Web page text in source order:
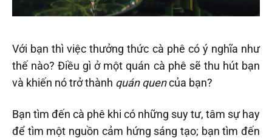
Với bạn thì việc thưởng thức cà phê có ý nghĩa như
thế nào? Điều gì ở một quán cà phê sẽ thu hút bạn
và khiến nó trở thành quán quencủa bạn?
Bạn tìm đến cà phê khi có những suy tư, tâm sự hay
để tìm một nguồn cảm hứng sáng tạo; bạn tìm đến